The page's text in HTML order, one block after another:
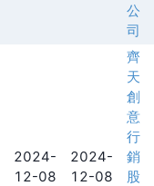
公
司
2024-
12-08
2024-
12-08
齊
天
創
意
行
銷
股